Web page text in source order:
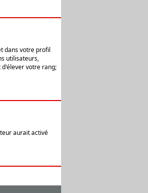
dans votre profil
utilisateurs,
votre rang;
aurait activé